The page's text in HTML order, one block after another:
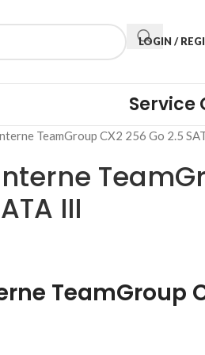
LOGIN /
Service
TeamGroup CX2 256 Go 2.5
Interne
III
TeamGroup